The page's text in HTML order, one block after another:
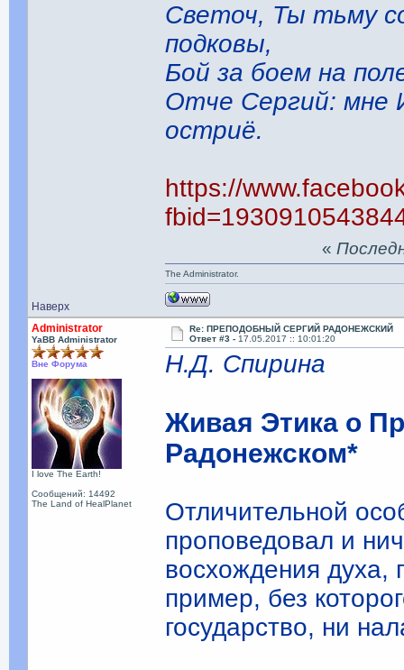
Светоч, Ты тьму
подковы,
Бой за боем на
Отче Сергий: мне
остриё.
https://
Наверх
«
The Administrator.
Administrator
YaBB Administrator
Вне Форума
I love The Earth!
Сообщений: 14492
The Land of HealPlanet
Re: ПРЕПОДОБНЫЙ СЕРГИЙ РАДОНЕЖСКИЙ
Ответ #3 - 17.05.2017 :: 10:01:20
Н.Д. Спирина
Живая Этика о
Радонежском*
Отличительной
проповедовал и
восхождения духа,
пример, без
государство, ни